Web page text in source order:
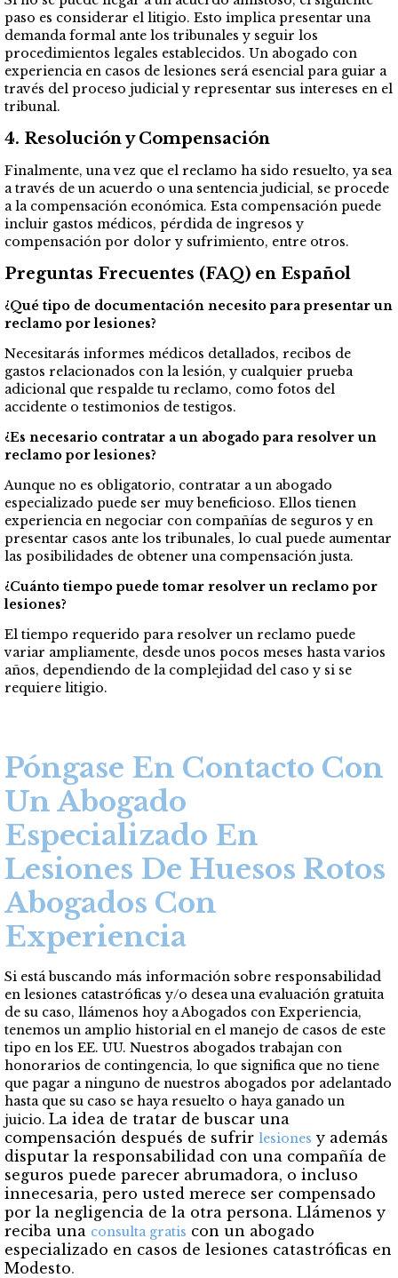
paso es considerar el litigio. Esto implica presentar una
demanda formal ante los tribunales y seguir los
procedimientos legales establecidos. Un abogado con
experiencia en casos de lesiones será esencial para guiar a
través del proceso judicial y representar sus intereses en el
tribunal.
4. Resolución y Compensación
Finalmente, una vez que el reclamo ha sido resuelto, ya sea
a través de un acuerdo o una sentencia judicial, se procede
a la compensación económica. Esta compensación puede
incluir gastos médicos, pérdida de ingresos y
compensación por dolor y sufrimiento, entre otros.
Preguntas Frecuentes (FAQ) en Español
¿Qué tipo de documentación necesito para presentar un
reclamo por lesiones?
Necesitarás informes médicos detallados, recibos de
gastos relacionados con la lesión, y cualquier prueba
adicional que respalde tu reclamo, como fotos del
accidente o testimonios de testigos.
¿Es necesario contratar a un abogado para resolver un
reclamo por lesiones?
Aunque no es obligatorio, contratar a un abogado
especializado puede ser muy beneficioso. Ellos tienen
experiencia en negociar con compañías de seguros y en
presentar casos ante los tribunales, lo cual puede aumentar
las posibilidades de obtener una compensación justa.
¿Cuánto tiempo puede tomar resolver un reclamo por
lesiones?
El tiempo requerido para resolver un reclamo puede
variar ampliamente, desde unos pocos meses hasta varios
años, dependiendo de la complejidad del caso y si se
requiere litigio.
Póngase En Contacto Con
Un Abogado
Especializado En
Lesiones De Huesos Rotos
Abogados Con
Experiencia
Si está buscando más información sobre responsabilidad
en lesiones catastróficas y/o desea una evaluación gratuita
de su caso, llámenos hoy a Abogados con Experiencia,
tenemos un amplio historial en el manejo de casos de este
tipo en los EE. UU. Nuestros abogados trabajan con
honorarios de contingencia, lo que significa que no tiene
que pagar a ninguno de nuestros abogados por adelantado
hasta que su caso se haya resuelto o haya ganado un
juicio. La idea de tratar de buscar una
compensación después de sufrir lesiones y además
disputar la responsabilidad con una compañía de
seguros puede parecer abrumadora, o incluso
innecesaria, pero usted merece ser compensado
por la negligencia de la otra persona. Llámenos y
reciba una consulta gratis con un abogado
especializado en casos de lesiones catastróficas en
Modesto.